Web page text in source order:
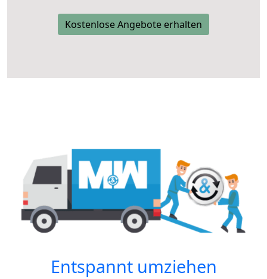
Kostenlose Angebote erhalten
Entspannt umziehen